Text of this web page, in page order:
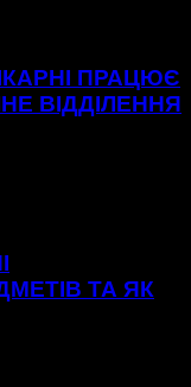
ПРАЦЮЄ
ВІДДІЛЕННЯ
ТА ЯК